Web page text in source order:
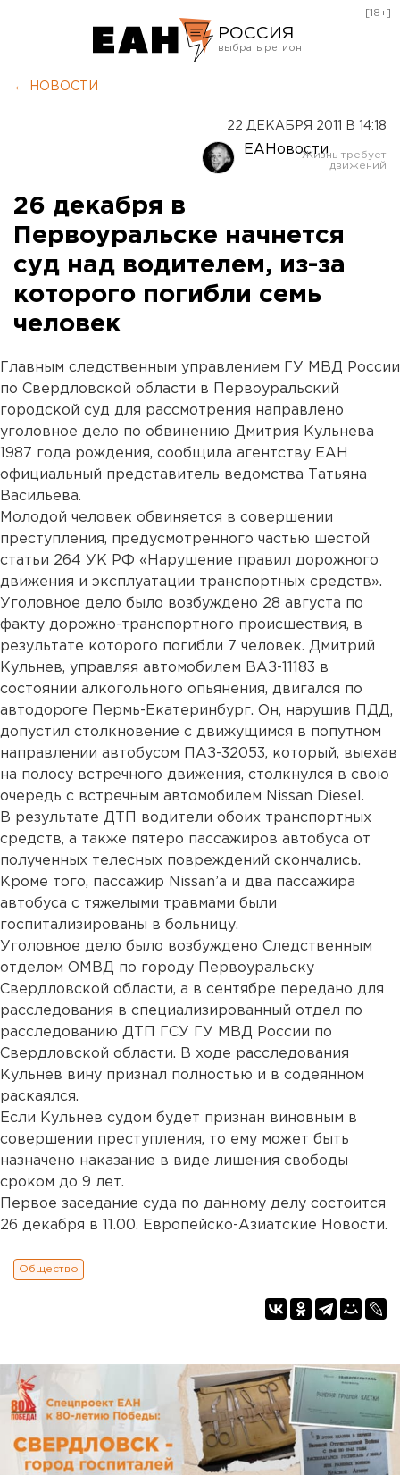
РОССИЯ
Оренбург
[18+]
← НОВОСТИ
22 ДЕКАБРЯ 2011 В 14:18
ЕАНовости
26 декабря в
Первоуральске начнется
суд над водителем, из-за
которого погибли семь
человек
Главным следственным управлением ГУ МВД России
по Свердловской области в Первоуральский
городской суд для рассмотрения направлено
уголовное дело по обвинению Дмитрия Кульнева
1987 года рождения, сообщила агентству ЕАН
официальный представитель ведомства Татьяна
Васильева.
Молодой человек обвиняется в совершении
преступления, предусмотренного частью шестой
статьи 264 УК РФ «Нарушение правил дорожного
движения и эксплуатации транспортных средств».
Уголовное дело было возбуждено 28 августа по
факту дорожно-транспортного происшествия, в
результате которого погибли 7 человек. Дмитрий
Кульнев, управляя автомобилем ВАЗ-11183 в
состоянии алкогольного опьянения, двигался по
автодороге Пермь-Екатеринбург. Он, нарушив ПДД,
допустил столкновение с движущимся в попутном
направлении автобусом ПАЗ-32053, который, выехав
на полосу встречного движения, столкнулся в свою
очередь с встречным автомобилем Nissan Diesel.
В результате ДТП водители обоих транспортных
средств, а также пятеро пассажиров автобуса от
полученных телесных повреждений скончались.
Кроме того, пассажир Nissan’a и два пассажира
автобуса с тяжелыми травмами были
госпитализированы в больницу.
Уголовное дело было возбуждено Следственным
отделом ОМВД по городу Первоуральску
Свердловской области, а в сентябре передано для
расследования в специализированный отдел по
расследованию ДТП ГСУ ГУ МВД России по
Свердловской области. В ходе расследования
Кульнев вину признал полностью и в содеянном
раскаялся.
Если Кульнев судом будет признан виновным в
совершении преступления, то ему может быть
назначено наказание в виде лишения свободы
сроком до 9 лет.
Первое заседание суда по данному делу состоится
26 декабря в 11.00. Европейско-Азиатские Новости.
Общество